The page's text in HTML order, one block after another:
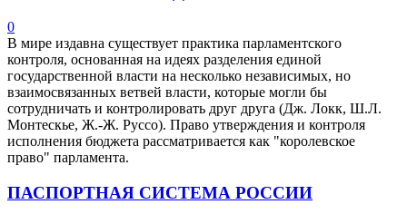
0
В мире издавна существует практика парламентского
контроля, основанная на идеях разделения единой
государственной власти на несколько независимых, но
взаимосвязанных ветвей власти, которые могли бы
сотрудничать и контролировать друг друга (Дж. Локк, Ш.Л.
Монтескье, Ж.-Ж. Руссо). Право утверждения и контроля
исполнения бюджета рассматривается как "королевское
право" парламента.
ПАСПОРТНАЯ СИСТЕМА РОССИИ